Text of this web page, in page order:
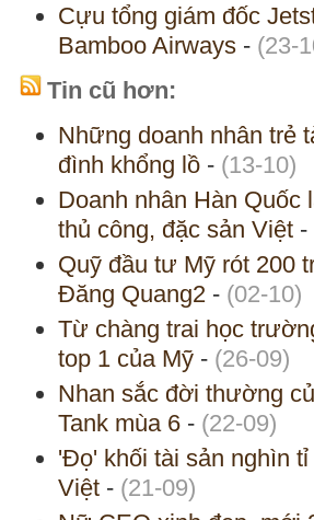
Cựu tổng giám đốc
Bamboo Airways - (23-
Tin cũ hơn:
Những doanh nhân trẻ
đình khổng lồ - (13-10)
Doanh nhân Hàn
thủ công, đặc sản Việt -
Quỹ đầu tư Mỹ rót 200
Đăng Quang2 - (02-10)
Từ chàng trai học
top 1 của Mỹ - (26-09)
Nhan sắc đời thường
Tank mùa 6 - (22-09)
'Đọ' khối tài sản nghìn
Việt - (21-09)